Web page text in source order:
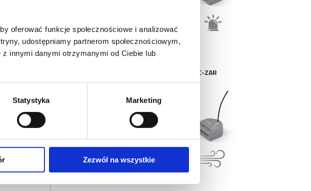
oferować funkcje społecznościowe i analizować
udostępniamy partnerom społecznościowym,
innymi danymi otrzymanymi od Ciebie lub
Statystyka Marketing
Zezwól na wszystkie
MOBILUS C-ZAR